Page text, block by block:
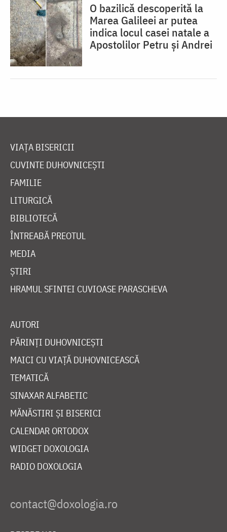
O bazilică descoperită la
Marea Galileei ar putea
indica locul casei natale a
Apostolilor Petru și Andrei
VIAȚA BISERICII
CUVINTE DUHOVNICEȘTI
FAMILIE
LITURGICĂ
BIBLIOTECĂ
ÎNTREABĂ PREOTUL
MEDIA
ȘTIRI
HRAMUL SFINTEI CUVIOASE PARASCHEVA
AUTORI
PĂRINȚI DUHOVNICEȘTI
MAICI CU VIAȚĂ DUHOVNICEASCĂ
TEMATICĂ
SINAXAR ALFABETIC
MĂNĂSTIRI ȘI BISERICI
CALENDAR ORTODOX
WIDGET DOXOLOGIA
RADIO DOXOLOGIA